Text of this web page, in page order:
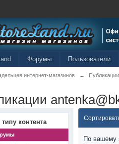
Форумы Пользователи
интернет-магазинов →
типу контента
По вашему